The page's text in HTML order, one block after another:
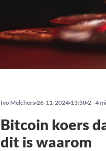
Ivo Melchers 26-11-2024 13:30 2 - 4
Bitcoin koers
dit is waarom